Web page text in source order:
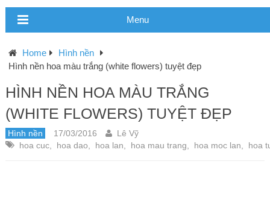
Menu
Home
Hình nền
Hình nền hoa màu trắng (white flowers) tuyệt đẹp
HÌNH NỀN HOA MÀU TRẮNG
(WHITE FLOWERS) TUYỆT ĐẸP
Hình nền 17/03/2016
Lê Vỹ
hoa cuc, hoa dao hoa lan hoa mau trang hoa moc lan hoa